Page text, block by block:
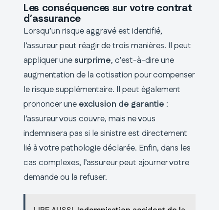
Les conséquences sur votre contrat
d’assurance
Lorsqu’un risque aggravé est identifié,
l’assureur peut réagir de trois manières. Il peut
appliquer une surprime, c’est-à-dire une
augmentation de la cotisation pour compenser
le risque supplémentaire. Il peut également
prononcer une exclusion de garantie :
l’assureur vous couvre, mais ne vous
indemnisera pas si le sinistre est directement
lié à votre pathologie déclarée. Enfin, dans les
cas complexes, l’assureur peut ajourner votre
demande ou la refuser.